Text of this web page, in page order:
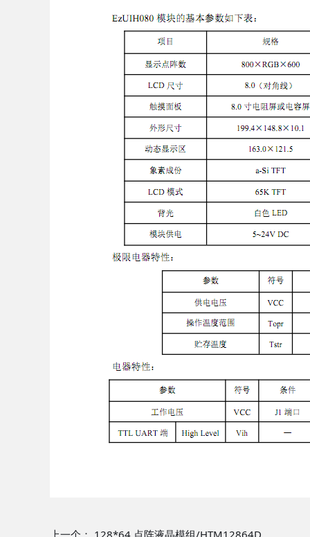
上一个： 128*64 点阵液晶模组/HTM12864D